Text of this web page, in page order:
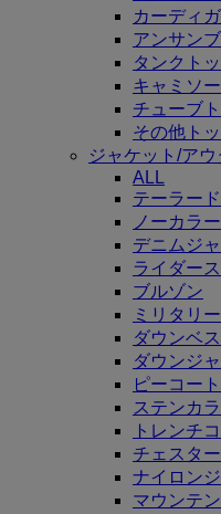
カーディ
アンサン
タンクト
キャミソ
チューブ
その他ト
ジャケット/アウ
ALL
テーラー
ノーカラ
デニムジ
ライダー
ブルゾン
ミリタリ
ダウンベス
ダウンジ
ピーコート
ステンカ
トレンチ
チェスタ
ナイロン
マウンテ